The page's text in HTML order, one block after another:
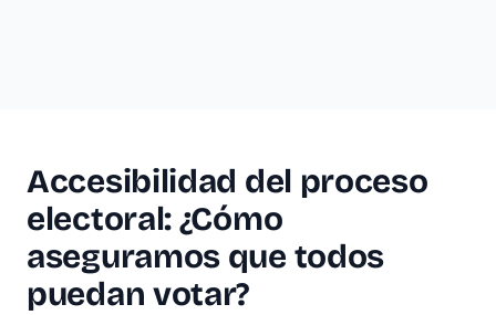
Accesibilidad del proceso
electoral: ¿Cómo
aseguramos que todos
puedan votar?